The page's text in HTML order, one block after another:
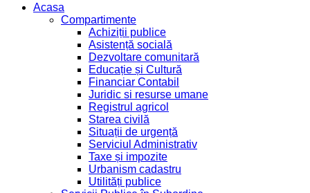
Acasa
Compartimente
Achiziții publice
Asistență socială
Dezvoltare comunitară
Educație și Cultură
Financiar Contabil
Juridic si resurse umane
Registrul agricol
Starea civilă
Situații de urgență
Serviciul Administrativ
Taxe și impozite
Urbanism cadastru
Utilități publice